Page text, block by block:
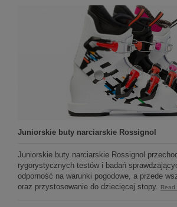
Juniorskie buty narciarskie Rossignol
Juniorskie buty narciarskie Rossignol
rygorystycznych testów i badań
odporność na warunki pogodowe, a przede
oraz przystosowanie do dziecięcej stopy. Read